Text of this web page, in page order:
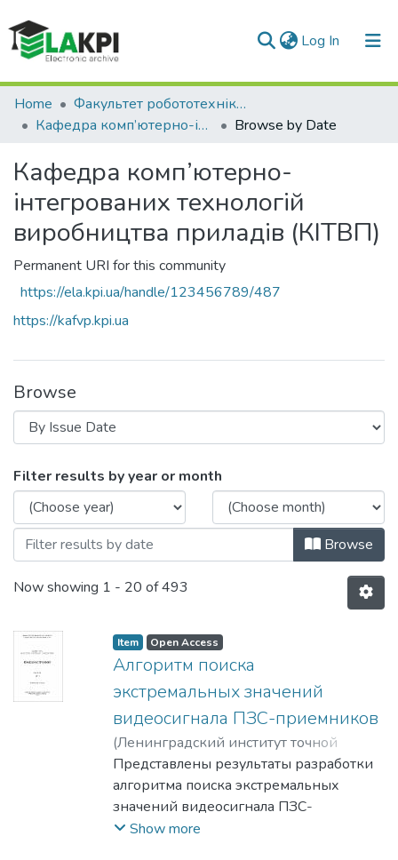
Log In (current)
Communities & Collections
All of DSpace
Home
Факультет робототехніки та приладобудування (ФРП)
Кафедра комп’ютерно-інтегрованих технологій виробництва приладів (КІТВП)
Browse by Date
Кафедра комп’ютерно-
інтегрованих технологій
виробництва приладів (КІТВП)
Permanent URI for this community
https://ela.kpi.ua/handle/123456789/487
https://kafvp.kpi.ua
Browse
Browsing Кафедра комп’ютерно-
Filter results by year or month
Browse
Now showing 1 - 20 of 493
Item Open Access
Алгоритм поиска
экстремальных значений
видеосигнала ПЗС-приемников
(Ленинградский институт точной
механики и оптики,1986) Краснов,
Владимир Николайович;Сахно, Сергей
Петрович ;Тымчик, Григорий
Семенович
Представлены результаты разработки
алгоритма поиска экстремальных
значений видеосигнала ПЗС-
приемника с повышенной точностью.
Show more